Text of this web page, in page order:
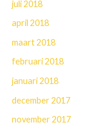
juli 2018
april 2018
maart 2018
februari 2018
januari 2018
december 2017
november 2017